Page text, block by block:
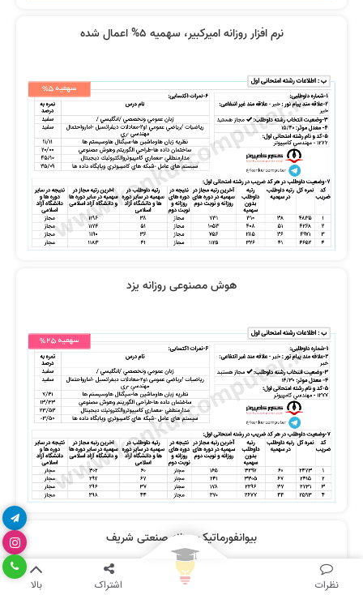
نظرات اشتراک بالا
نرم افزار روزانه امیرکبیر، سهمیه 5% اعمال شده
هوش مصنوعی روزانه یزد
بیوانفورماتیک روزانه صنعتی شریف